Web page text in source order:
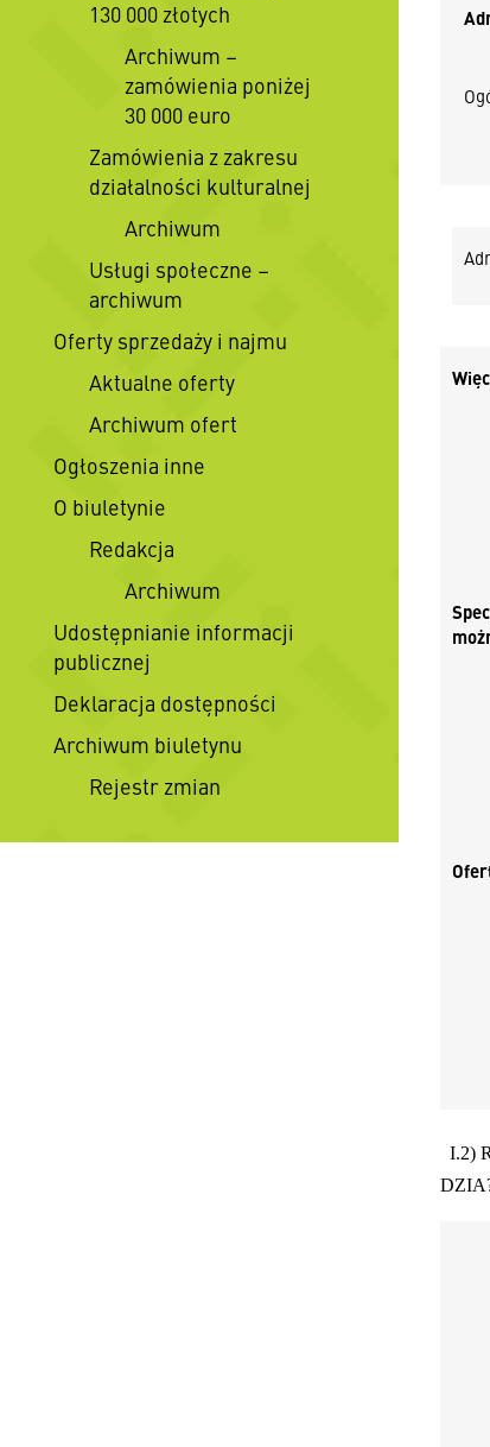
130 000 złotych
Archiwum –
zamówienia poniżej
30 000 euro
Zamówienia z zakresu
działalności kulturalnej
Archiwum
Usługi społeczne –
archiwum
Oferty sprzedaży i najmu
Aktualne oferty
Archiwum ofert
Ogłoszenia inne
O biuletynie
Redakcja
Archiwum
Udostępnianie informacji
publicznej
Deklaracja dostępności
Archiwum biuletynu
Rejestr zmian
I.2)